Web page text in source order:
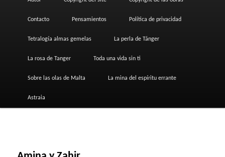
Contacto Pensamientos Política de privacidad
Tetralogía almas gemelas La perla de Tánger
La rosa de Tanger Toda una vida sin ti
Sobre las olas de Malta La mina del espíritu errante
Astraia